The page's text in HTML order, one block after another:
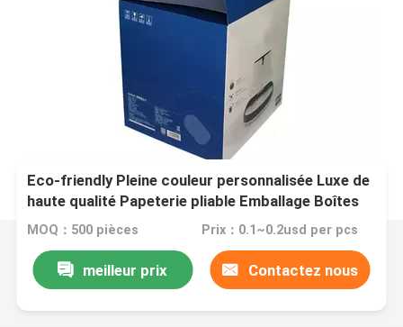
Eco-friendly Pleine couleur personnalisée Luxe de
haute qualité Papeterie pliable Emballage Boîtes
cadeaux
MOQ：500 pièces Prix：0.1~0.2usd per pcs
meilleur prix Contactez nous